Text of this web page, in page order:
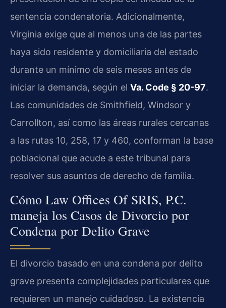
sentencia condenatoria. Adicionalmente,
Virginia exige que al menos una de las partes
haya sido residente y domiciliaria del estado
durante un mínimo de seis meses antes de
iniciar la demanda, según el Va. Code § 20-97.
Las comunidades de Smithfield, Windsor y
Carrollton, así como las áreas rurales cercanas
a las rutas 10, 258, 17 y 460, conforman la base
poblacional que acude a este tribunal para
resolver sus asuntos de derecho de familia.
Cómo Law Offices Of SRIS, P.C.
maneja los Casos de Divorcio por
Condena por Delito Grave
El divorcio basado en una condena por delito
grave presenta complejidades particulares que
requieren un manejo cuidadoso. La existencia